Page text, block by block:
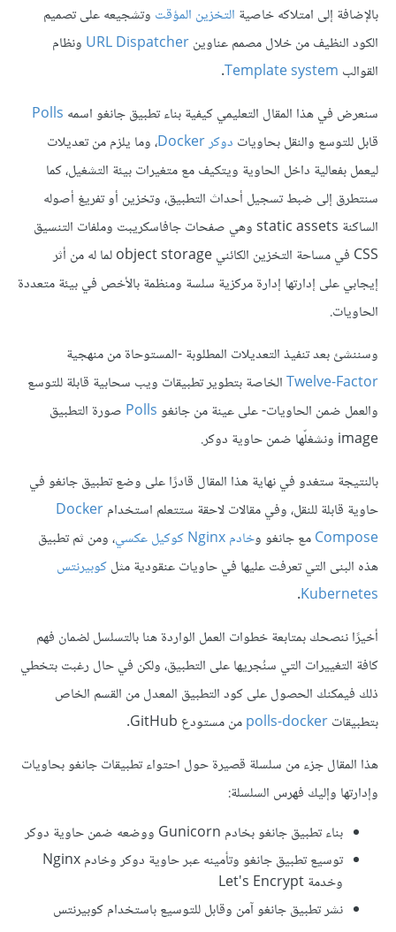
بالإضافة إلى امتلاكه خاصية التخزين المؤقت وتشجيعه على تصميم
الكود النظيف من خلال مصمم عناوينURL Dispatcher ونظام
القوالب Template system
.
سنعرض في هذا المقال التعليمي كيفية بناء تطبيق جانغو اسمه Polls
قابل للتوسع والنقل بحاويات دوكر Docker
، وما يلزم من تعديلات
ليعمل بفعالية داخل الحاوية ويتكيف مع متغيرات بيئة التشغيل، كما
سنتطرق إلى ضبط تسجيل أحداث التطبيق، وتخزين أو تفريغ أصوله
الساكنة static assets وهي صفحات جافاسكريبت وملفات التنسيق
CSS في مساحة التخزين الكائني object storage لما له من أثر
إيجابي على إدارتها إدارة مركزية سلسة ومنظمة بالأخص في بيئة متعددة
الحاويات.
وسننشئ بعد تنفيذ التعديلات المطلوبة -المستوحاة من منهجية
Twelve-Factorالخاصة بتطوير تطبيقات ويب سحابية قابلة للتوسع
والعمل ضمن الحاويات- على عينة من جانغوPolls صورة التطبيق
image ونشغلّها ضمن حاوية دوكر.
بالنتيجة ستغدو في نهاية هذا المقال قادرًا على وضع تطبيق جانغو في
حاوية قابلة للنقل، وفي مقالات لاحقة ستتعلم استخدامDocker
Composeمع جانغو وخادم Nginx كوكيل عكسي
، ومن ثم تطبيق
هذه البنى التي تعرفت عليها في حاويات عنقودية مثلكوبيرنتس
Kubernetes
.
أخيرًا ننصحك بمتابعة خطوات العمل الواردة هنا بالتسلسل لضمان فهم
كافة التغييرات التي سنُجريها على التطبيق، ولكن في حال رغبت بتخطي
ذلك فيمكنك الحصول على كود التطبيق المعدل من القسم الخاص
بتطبيقاتpolls-dockerمن مستودع GitHub.
هذا المقال جزء من سلسلة قصيرة حول احتواء تطبيقات جانغو بحاويات
وإدارتها وإليك فهرس السلسلة:
بناء تطبيق جانغو بخادم Gunicorn ووضعه ضمن حاوية دوكر
توسيع تطبيق جانغو وتأمينه عبر حاوية دوكر وخادم Nginx
وخدمة Let's Encrypt
نشر تطبيق جانغو آمن وقابل للتوسيع باستخدام كوبيرنتس